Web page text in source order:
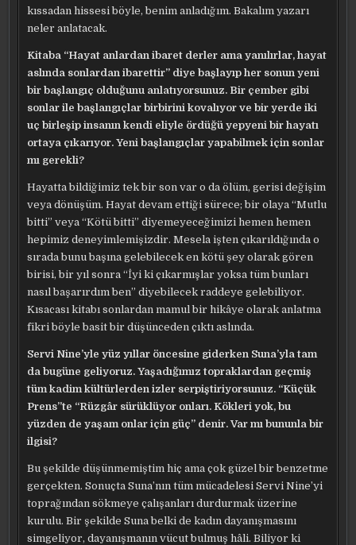
kıssadan hissesi böyle, benim anladığım. Bakalım yazarı
neler anlatacak.
Kitaba “Hayat anlardan ibaret derler ama yanılırlar, hayat
aslında sonlardan ibarettir” diye başlayıp her sonun yeni
bir başlangıç olduğunu anlatıyorsunuz. Bir çember gibi
sonlar ile başlangıçlar birbirini kovalıyor ve bir yerde iki
uç birleşip insanın kendi eliyle ördüğü yepyeni bir hayatı
ortaya çıkarıyor. Yeni başlangıçlar yapabilmek için sonlar
mı gerekli?
Hayatta bildiğimiz tek bir son var o da ölüm, gerisi değişim
veya dönüşüm. Hayat devam ettiği sürece; bir olaya “Mutlu
bitti” veya “Kötü bitti” diyemeyeceğimizi hemen hemen
hepimiz deneyimlemişizdir. Mesela işten çıkarıldığında o
sırada bunu başına gelebilecek en kötü şey olarak gören
birisi, bir yıl sonra “İyi ki çıkarmışlar yoksa tüm bunları
nasıl başarırdım ben” diyebilecek raddeye gelebiliyor.
Kısacası kitabı sonlardan mamul bir hikâye olarak anlatma
fikri böyle basit bir düşünceden çıktı aslında.
Servi Nine’yle yüz yıllar öncesine giderken Suna’yla tam
da bugüne geliyoruz. Yaşadığımız topraklardan geçmiş
tüm kadim kültürlerden izler serpiştiriyorsunuz. “Küçük
Prens”te “Rüzgâr sürüklüyor onları. Kökleri yok, bu
yüzden de yaşam onlar için güç” denir. Var mı bununla bir
ilgisi?
Bu şekilde düşünmemiştim hiç ama çok güzel bir benzetme
gerçekten. Sonuçta Suna’nın tüm mücadelesi Servi Nine’yi
toprağından sökmeye çalışanları durdurmak üzerine
kurulu. Bir şekilde Suna belki de kadın dayanışmasını
simgeliyor, dayanışmanın vücut bulmuş hâli. Biliyor ki